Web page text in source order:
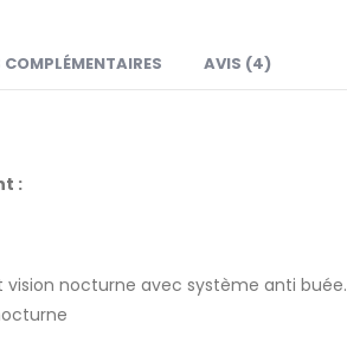
AVIS (4)
:
vision nocturne avec système anti buée.